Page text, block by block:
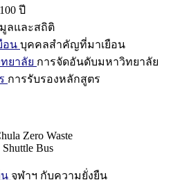
ปี
ลและสถิติ
อน บุคคลสำคัญที่มาเยือน
ยาลัย การจัดอันดับมหาวิทยาลัย
การรับรองหลักสูตร
Zero Waste
Bus
จุฬาฯ กับความยั่งยืน